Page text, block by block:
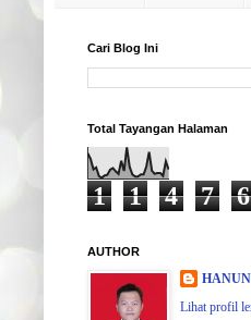
Cari Blog Ini
Total Tayangan Halaman
1 1 4 7 6
AUTHOR
Lihat profil